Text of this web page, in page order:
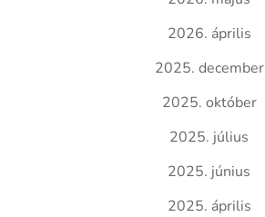
2026. április
2025. december
2025. október
2025. július
2025. június
2025. április